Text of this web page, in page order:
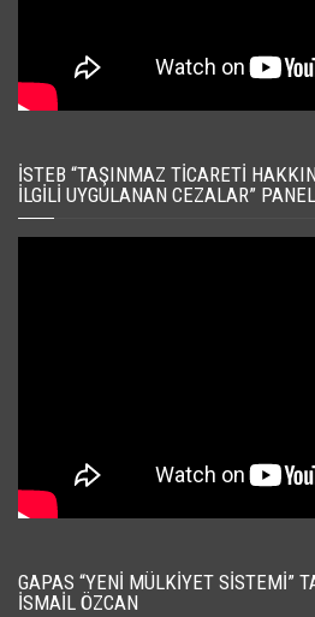
İSTEB “TAŞINMAZ TICARETI
İLGILI UYGULANAN CEZALAR”
GAPAS “YENI MÜLKIYET SISTEMI”
İSMAIL ÖZCAN